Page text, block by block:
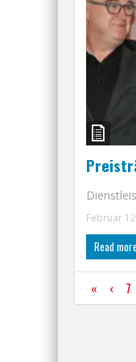
Februar
Read more
« ‹ 7